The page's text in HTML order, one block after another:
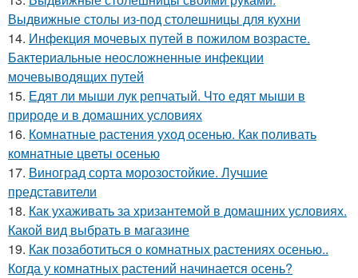
Выдвижные столы из-под столешницы для кухни
14. Инфекция мочевых путей в пожилом возрасте.
Бактериальные неосложненные инфекции
мочевыводящих путей
15. Едят ли мыши лук репчатый. Что едят мыши в
природе и в домашних условиях
16. Комнатные растения уход осенью. Как поливать
комнатные цветы осенью
17. Виноград сорта морозостойкие. Лучшие
представители
18. Как ухаживать за хризантемой в домашних условиях.
Какой вид выбрать в магазине
19. Как позаботиться о комнатных растениях осенью..
Когда у комнатных растений начинается осень?